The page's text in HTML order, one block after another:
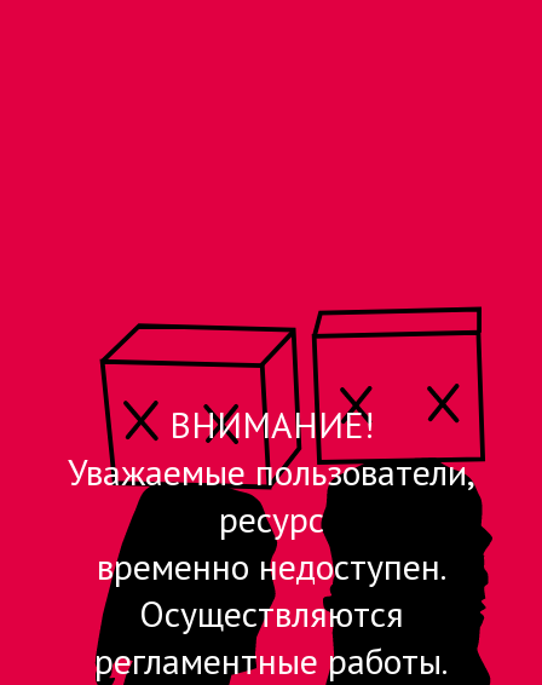
ВНИМАНИЕ!
Уважаемые пользователи,
ресурс
временно недоступен.
Осуществляются
регламентные работы.